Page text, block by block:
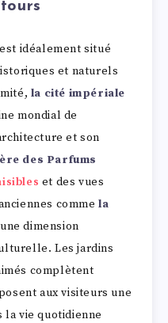
idéalement situé
et naturels
la cité impériale
mondial de
et son
des Parfums
et des vues
commela
dimension
Les jardins
complètent
aux visiteurs une
la vie quotidienne